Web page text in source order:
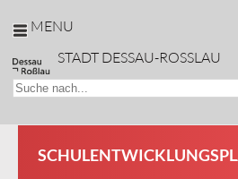
MENU
STADT DESSAU-ROSSLAU